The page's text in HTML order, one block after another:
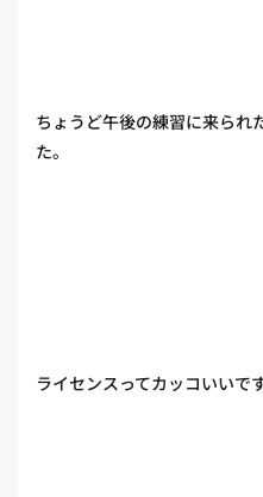
ちょうど午後の練習に来られ
た。
ライセンスってカッコいいで